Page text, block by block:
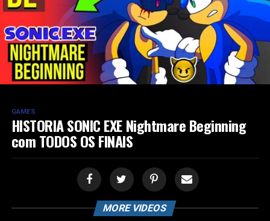
GAMES
HISTORIA SONIC EXE Nightmare Beginning
com TODOS OS FINAIS
MORE VIDEOS